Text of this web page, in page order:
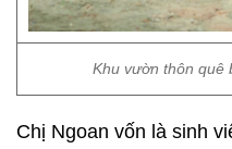
Khu vườn thôn quê
Chị Ngoan vốn là sinh